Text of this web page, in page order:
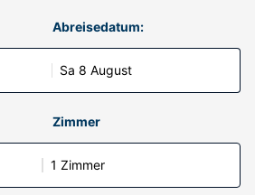
Abreisedatum:
Sa 8 August
Zimmer
1 Zimmer